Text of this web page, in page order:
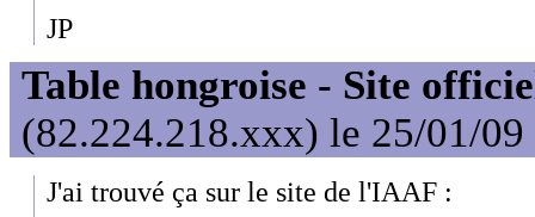
JP
Table hongroise - Site
(82.224.218.xxx) le 25/01/09
J'ai trouvé ça sur le site de l'IAAF :